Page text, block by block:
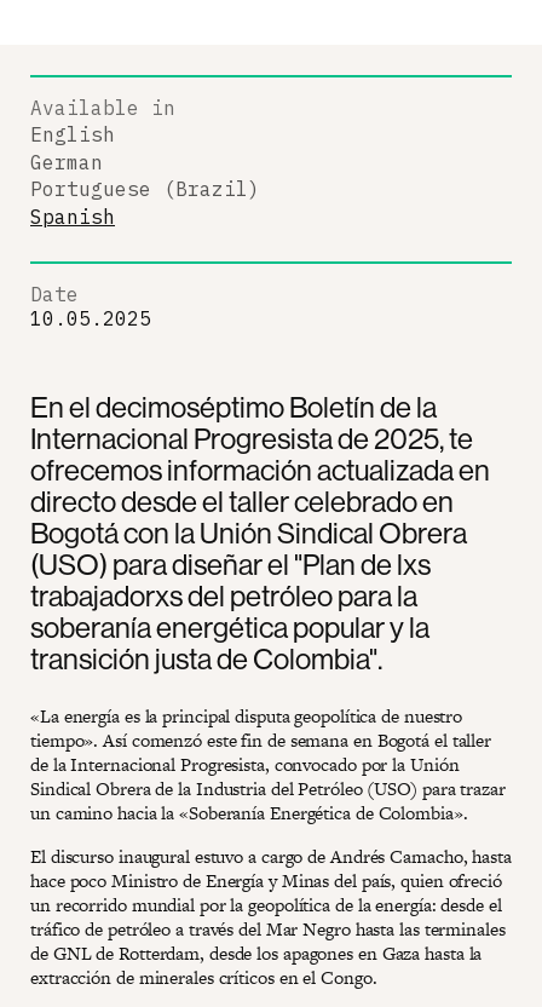
En el decimoséptimo Boletín de la
Internacional Progresista de 2025, te
ofrecemos información actualizada en
directo desde el taller celebrado en
Bogotá con la Unión Sindical Obrera
(USO) para diseñar el "Plan de lxs
trabajadorxs del petróleo para la
soberanía energética popular y la
transición justa de Colombia".
«La energía es la principal disputa geopolítica de nuestro
tiempo». Así comenzó este fin de semana en Bogotá el taller
de la Internacional Progresista, convocado por la Unión
Sindical Obrera de la Industria del Petróleo (USO) para trazar
un camino hacia la «Soberanía Energética de Colombia».
El discurso inaugural estuvo a cargo de Andrés Camacho, hasta
hace poco Ministro de Energía y Minas del país, quien ofreció
un recorrido mundial por la geopolítica de la energía: desde el
tráfico de petróleo a través del Mar Negro hasta las terminales
de GNL de Rotterdam, desde los apagones en Gaza hasta la
extracción de minerales críticos en el Congo.
Available in
English
German
Portuguese (Brazil)
Spanish
Date
10.05.2025